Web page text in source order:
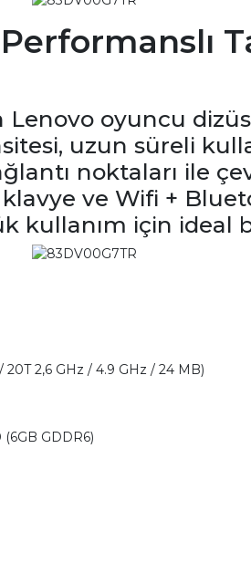
oyuncu
uzun süreli
noktaları ile
ve Wifi +
kullanım için ideal
20T 2,6 GHz / 4.9 GHz / 24 MB)
GDDR6)